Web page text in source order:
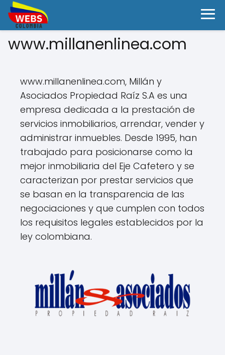
www.millanenlinea.com
www.millanenlinea.com, Millán y
Asociados Propiedad Raíz S.A es una
empresa dedicada a la prestación de
servicios inmobiliarios, arrendar, vender y
administrar inmuebles. Desde 1995, han
trabajado para posicionarse como la
mejor inmobiliaria del Eje Cafetero y se
caracterizan por prestar servicios que
se basan en la transparencia de las
negociaciones y que cumplen con todos
los requisitos legales establecidos por la
ley colombiana.